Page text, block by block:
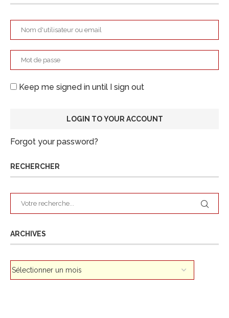
Keep me signed in until I sign out
Forgot your password?
RECHERCHER
ARCHIVES